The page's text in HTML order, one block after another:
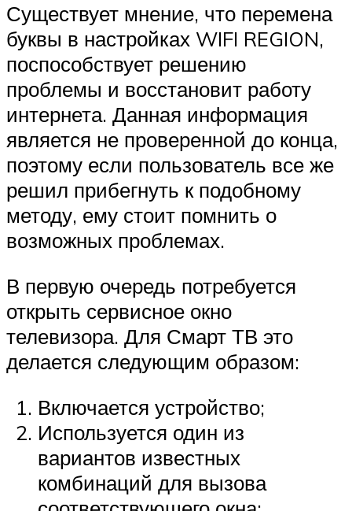
Существует мнение, что перемена
буквы в настройках WIFI REGION,
поспособствует решению
проблемы и восстановит работу
интернета. Данная информация
является не проверенной до конца,
поэтому если пользователь все же
решил прибегнуть к подобному
методу, ему стоит помнить о
возможных проблемах.
В первую очередь потребуется
открыть сервисное окно
телевизора. Для Смарт ТВ это
делается следующим образом:
Включается устройство;
Используется один из
вариантов известных
комбинаций для вызова